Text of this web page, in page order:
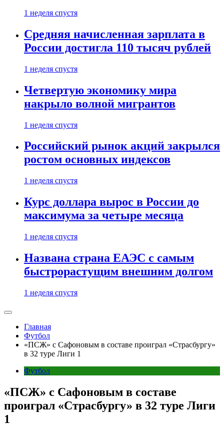
1 неделя спустя
Средняя начисленная зарплата в
России достигла 110 тысяч рублей
1 неделя спустя
Четвертую экономику мира
накрыло волной мигрантов
1 неделя спустя
Российский рынок акций закрылся
ростом основных индексов
1 неделя спустя
Курс доллара вырос в России до
максимума за четыре месяца
1 неделя спустя
Названа страна ЕАЭС с самым
быстрорастущим внешним долгом
1 неделя спустя
Главная
Футбол
«ПСЖ» с Сафоновым в составе проиграл «Страсбургу»
в 32 туре Лиги 1
Футбол
«ПСЖ» с Сафоновым в составе
проиграл «Страсбургу» в 32 туре Лиги
1